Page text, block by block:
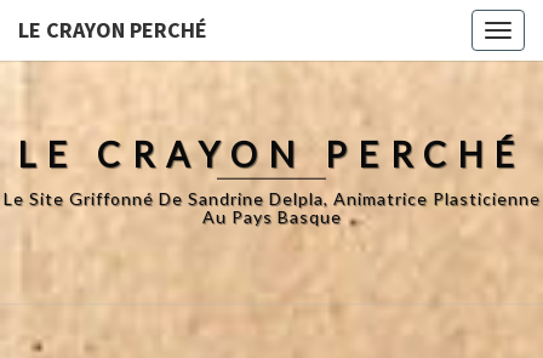
LE CRAYON PERCHÉ
LE CRAYON PERCHÉ
Le Site Griffonné De Sandrine Delpla, Animatrice Plasticienne
Au Pays Basque